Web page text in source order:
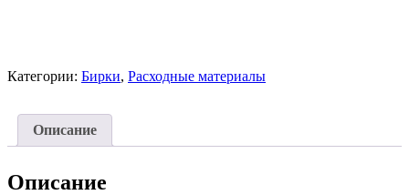
Категории: Бирки, Расходные материалы
Описание
Описание